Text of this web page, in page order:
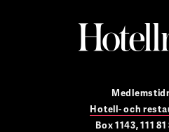
Hotell- och
Box 1143, 111